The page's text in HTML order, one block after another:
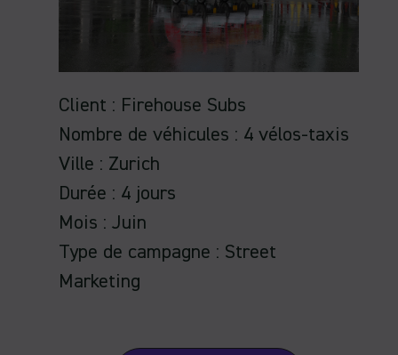
Client : Firehouse Subs
Nombre de véhicules : 4 vélos-taxis
Ville : Zurich
Durée : 4 jours
Mois : Juin
Type de campagne : Street
Marketing